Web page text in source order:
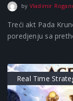
by Vladimir
Treći akt Pada
poredjenju sa
Real Time